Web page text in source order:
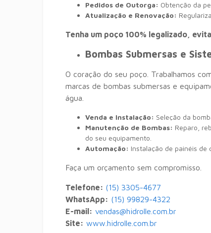
Pedidos de Outorga: Obtenção da
Atualização e Renovação:
Tenha um poço 100% legalizado,
Bombas Submersas e
O coração do seu poço. Trabalhamos
marcas de bombas submersas e
água.
Venda e Instalação: Seleção da
Manutenção de Bombas: Reparo,
do seu equipamento.
Automação: Instalação de painéis de
Faça um orçamento sem compromisso.
Telefone: (15) 3305-4677
WhatsApp: (15) 99829-4322
E-mail: vendas@hidrolle.com.br
Site: www.hidrolle.com.br